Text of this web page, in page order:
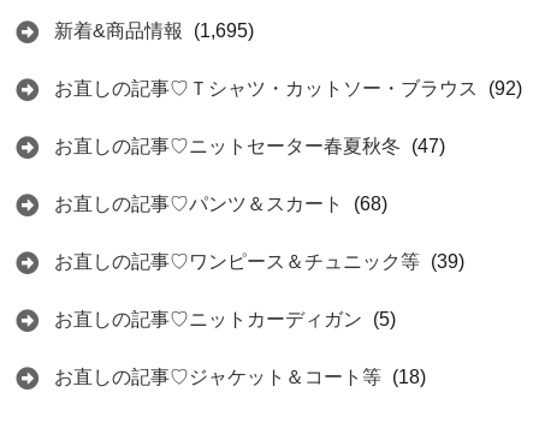
新着&商品情報 (1,695)
お直しの記事♡Ｔシャツ・カットソー・ブラウス (92)
お直しの記事♡ニットセーター春夏秋冬 (47)
お直しの記事♡パンツ＆スカート (68)
お直しの記事♡ワンピース＆チュニック等 (39)
お直しの記事♡ニットカーディガン (5)
お直しの記事♡ジャケット＆コート等 (18)